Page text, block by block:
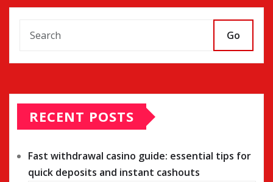
Go
RECENT POSTS
Fast withdrawal casino guide: essential tips for
quick deposits and instant cashouts